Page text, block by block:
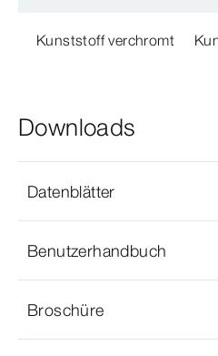
Kunststoff verchromt
Downloads
Datenblätter
Benutzerhandbuch
Broschüre